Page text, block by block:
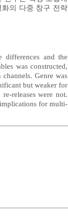
의 다중 창구 전략
and the
was constructed,
Genre was
but weaker for
releases were not.
for multi-